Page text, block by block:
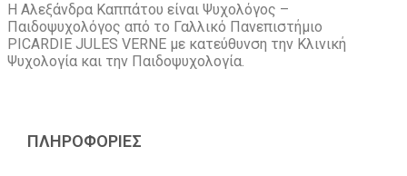
Η Αλεξάνδρα Καππάτου είναι Ψυχολόγος –
Παιδοψυχολόγος από το Γαλλικό Πανεπιστήμιο
PICARDIE JULES VERNE με κατεύθυνση την Kλινική
Ψυχολογία και την Παιδοψυχολογία.
ΠΛΗΡΟΦΟΡΙΕΣ